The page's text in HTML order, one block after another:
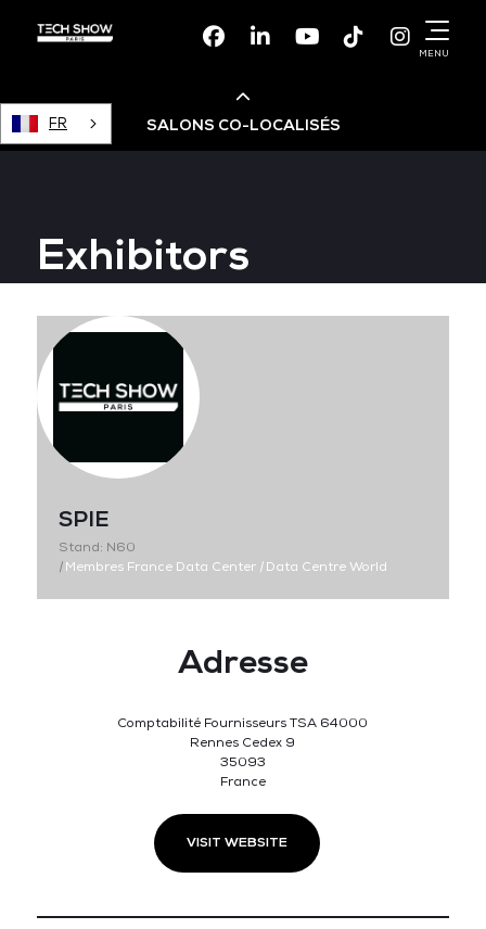
FacebookLinkedinYoutubeTikTok
MENU
FR SALONS CO-LOCALISÉS
Devops Live
Cloud & Cyber Security
Data & AI Leaders Summit
Data Centre World
Exhibitors
SPIE
Stand: N60
|Membres France Data Center |Data Centre World
Adresse
Comptabilité Fournisseurs TSA 64000
Rennes Cedex 9
35093
France
VISIT WEBSITE